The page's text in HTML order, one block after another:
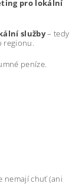
pro lokální
služby– tedy
regionu.
peníze.
nemají chuť (ani